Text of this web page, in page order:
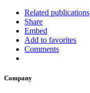
Related publications
Share
Embed
Add to favorites
Comments
Company